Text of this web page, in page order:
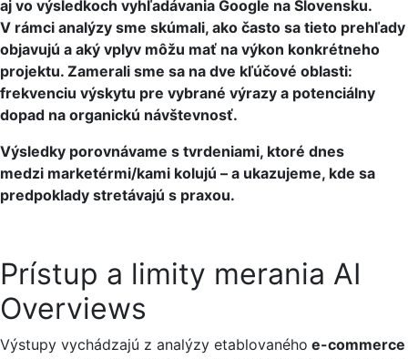
aj vo výsledkoch vyhľadávania Google na Slovensku.
V rámci analýzy sme skúmali, ako často sa tieto prehľady
objavujú a aký vplyv môžu mať na výkon konkrétneho
projektu. Zamerali sme sa na dve kľúčové oblasti:
frekvenciu výskytu pre vybrané výrazy a potenciálny
dopad na organickú návštevnosť.
Výsledky porovnávame s tvrdeniami, ktoré dnes
medzi marketérmi/kami kolujú – a ukazujeme, kde sa
predpoklady stretávajú s praxou.
Prístup a limity merania AI
Overviews
Výstupy vychádzajú z analýzy etablovaného e-commerce